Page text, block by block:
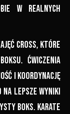
w realnych
cross, które
Ćwiczenia
i koordynację
na lepsze wyniki
boks. Karate